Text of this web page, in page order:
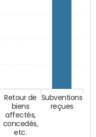
Retour de
biens
affectés,
concedés,
etc.
Subventions
reçues